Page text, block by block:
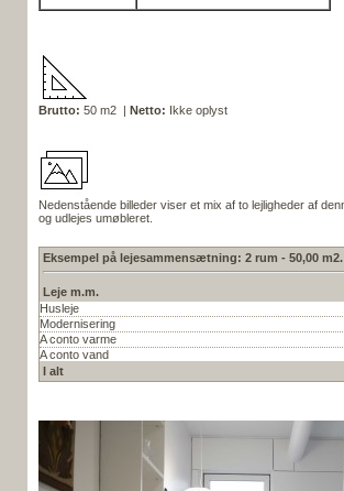
Brutto: 50 m2 | Netto: Ikke oplyst
Nedenstående billeder viser et mix af to lejligheder af
og udlejes umøbleret.
Eksempel på lejesammensætning: 2 rum - 50,00 m2.
Leje m.m.
Husleje
Modernisering
A conto varme
A conto vand
I alt